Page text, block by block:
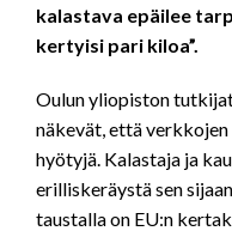
kalastava epäilee
kertyisi pari kiloa”.
Oulun yliopiston
näkevät, että
hyötyjä. Kalastaja ja
erilliskeräystä sen
taustalla on EU:n